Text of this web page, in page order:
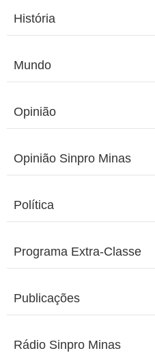
História
Mundo
Opinião
Opinião Sinpro Minas
Política
Programa Extra-Classe
Publicações
Rádio Sinpro Minas